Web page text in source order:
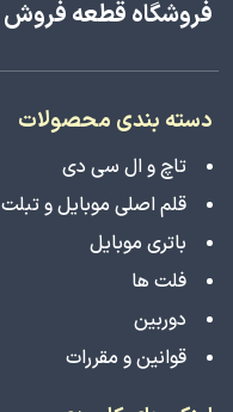
فروشگاه قطعه فروش
دسته بندی محصولات
تاچ و ال سی دی
قلم اصلی موبایل و تبلت
باتری موبایل
فلت ها
دوربین
قوانین و مقررات